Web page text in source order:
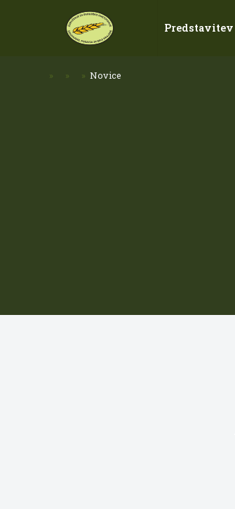
Predstavitev
» » » Novice